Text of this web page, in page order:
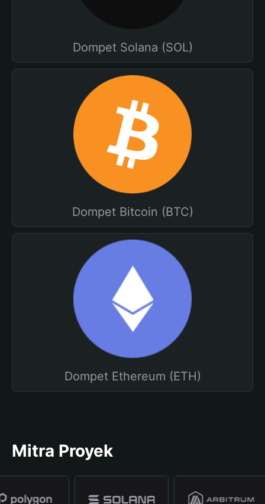
Dompet Solana (SOL)
Dompet Bitcoin (BTC)
Dompet Ethereum (ETH)
Mitra Proyek